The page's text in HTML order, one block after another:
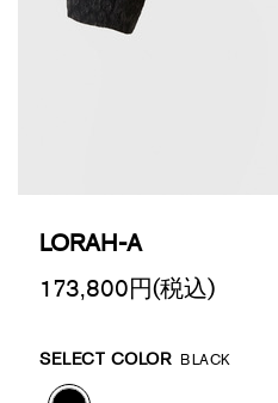
LORAH-A
173,800円(税込)
Variations
SELECT COLOR BLACK